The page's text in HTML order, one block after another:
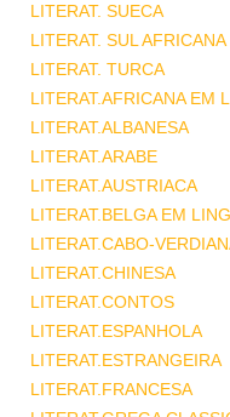
LITERAT. SUECA
LITERAT. SUL AFRICANA
LITERAT. TURCA
LITERAT.AFRICANA EM
LITERAT.ALBANESA
LITERAT.ARABE
LITERAT.AUSTRIACA
LITERAT.BELGA EM
LITERAT.CABO-
LITERAT.CHINESA
LITERAT.CONTOS
LITERAT.ESPANHOLA
LITERAT.ESTRANGEIRA
LITERAT.FRANCESA